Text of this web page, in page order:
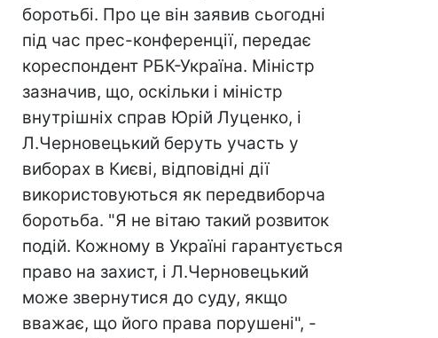
боротьбі. Про це він заявив сьогодні
під час прес-конференції, передає
кореспондент РБК-Україна. Міністр
зазначив, що, оскільки і міністр
внутрішніх справ Юрій Луценко, і
Л.Черновецький беруть участь у
виборах в Києві, відповідні дії
використовуються як передвиборча
боротьба. "Я не вітаю такий розвиток
подій. Кожному в Україні гарантується
право на захист, і Л.Черновецький
може звернутися до суду, якщо
вважає, що його права порушені", -